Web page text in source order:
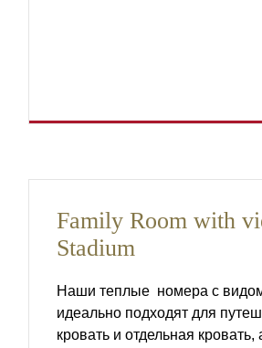
Family Room with
Stadium
Наши теплые номера с
идеально подходят для
кровать и отдельная